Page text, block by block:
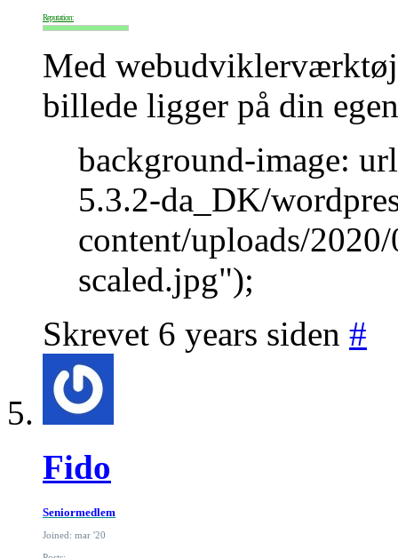
Reputation:
Med
billede ligger på din
background-image:
5.3.2-da_DK/
content/uploads/
scaled.jpg");
Skrevet 6 years siden #
Fido
Seniormedlem
Joined: mar '20